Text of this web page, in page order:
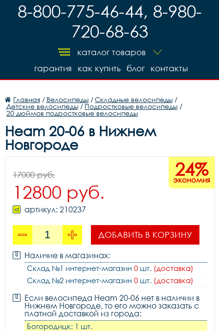
8-800-775-46-44, 8-980-
720-68-63
каталог товаров
контакты
блог
как купить
гарантия
Главная / Велосипеды /Складные велосипеды /
Детские велосипеды / Подростковые велосипеды /
20 дюймов подростковые велосипеды
Heam 20-06 в Нижнем
Новгороде
24%
экономия
17000 руб.
12800 руб.
артикул: 210237
ДОБАВИТЬ В КОРЗИНУ
Наличие в магазинах:
Склад №1 интернет-магазин 0 шт. (доставка)
Склад №2 интернет-магазин 0 шт. (доставка)
Если велосипеда Heam 20-06 нет в наличии в
Нижнем Новгороде, то его можно заказать с
платной доставкой из города:
Богородицк: 1 шт.